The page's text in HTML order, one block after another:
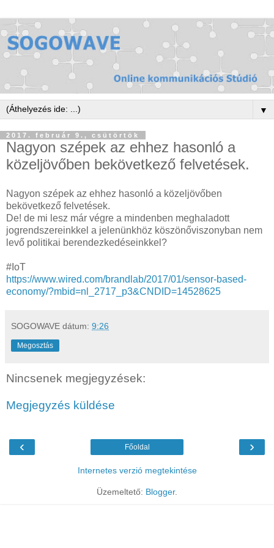
▼
2017. február 9., csütörtök
Nagyon szépek az ehhez hasonló a
közeljövőben bekövetkező felvetések.
Nagyon szépek az ehhez hasonló a közeljövőben
bekövetkező felvetések.
De! de mi lesz már végre a mindenben meghaladott
jogrendszereinkkel a jelenünkhöz köszönőviszonyban nem
levő politikai berendezkedéseinkkel?
#IoT
https://www.wired.com/brandlab/2017/01/sensor-based-
economy/?mbid=nl_2717_p3&CNDID=14528625
SOGOWAVE dátum: 9:26
Megosztás
Nincsenek megjegyzések:
Megjegyzés küldése
‹ ›
Főoldal
Internetes verzió megtekintése
Üzemeltető: Blogger.